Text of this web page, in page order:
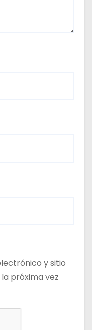
y sitio
próxima vez